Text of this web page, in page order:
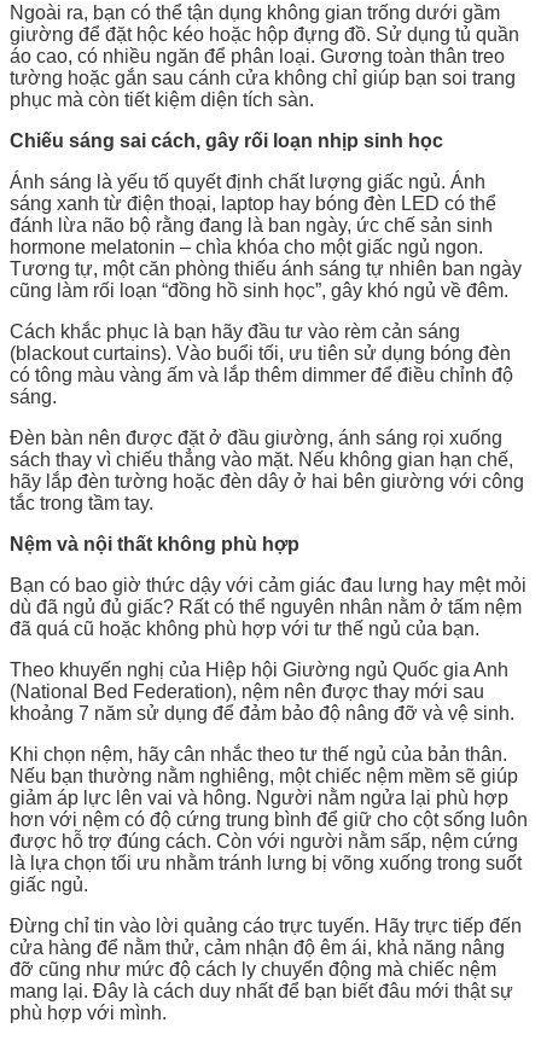
Ngoài ra, bạn có thể tận dụng không gian trống dưới gầm
giường để đặt hộc kéo hoặc hộp đựng đồ. Sử dụng tủ quần
áo cao, có nhiều ngăn để phân loại. Gương toàn thân treo
tường hoặc gắn sau cánh cửa không chỉ giúp bạn soi trang
phục mà còn tiết kiệm diện tích sàn.
Chiếu sáng sai cách, gây rối loạn nhịp sinh học
Ánh sáng là yếu tố quyết định chất lượng giấc ngủ. Ánh
sáng xanh từ điện thoại, laptop hay bóng đèn LED có thể
đánh lừa não bộ rằng đang là ban ngày, ức chế sản sinh
hormone melatonin – chìa khóa cho một giấc ngủ ngon.
Tương tự, một căn phòng thiếu ánh sáng tự nhiên ban ngày
cũng làm rối loạn “đồng hồ sinh học”, gây khó ngủ về đêm.
Cách khắc phục là bạn hãy đầu tư vào rèm cản sáng
(blackout curtains). Vào buổi tối, ưu tiên sử dụng bóng đèn
có tông màu vàng ấm và lắp thêm dimmer để điều chỉnh độ
sáng.
Đèn bàn nên được đặt ở đầu giường, ánh sáng rọi xuống
sách thay vì chiếu thẳng vào mặt. Nếu không gian hạn chế,
hãy lắp đèn tường hoặc đèn dây ở hai bên giường với công
tắc trong tầm tay.
Nệm và nội thất không phù hợp
Bạn có bao giờ thức dậy với cảm giác đau lưng hay mệt mỏi
dù đã ngủ đủ giấc? Rất có thể nguyên nhân nằm ở tấm nệm
đã quá cũ hoặc không phù hợp với tư thế ngủ của bạn.
Theo khuyến nghị của Hiệp hội Giường ngủ Quốc gia Anh
(National Bed Federation), nệm nên được thay mới sau
khoảng 7 năm sử dụng để đảm bảo độ nâng đỡ và vệ sinh.
Khi chọn nệm, hãy cân nhắc theo tư thế ngủ của bản thân.
Nếu bạn thường nằm nghiêng, một chiếc nệm mềm sẽ giúp
giảm áp lực lên vai và hông. Người nằm ngửa lại phù hợp
hơn với nệm có độ cứng trung bình để giữ cho cột sống luôn
được hỗ trợ đúng cách. Còn với người nằm sấp, nệm cứng
là lựa chọn tối ưu nhằm tránh lưng bị võng xuống trong suốt
giấc ngủ.
Đừng chỉ tin vào lời quảng cáo trực tuyến. Hãy trực tiếp đến
cửa hàng để nằm thử, cảm nhận độ êm ái, khả năng nâng
đỡ cũng như mức độ cách ly chuyển động mà chiếc nệm
mang lại. Đây là cách duy nhất để bạn biết đâu mới thật sự
phù hợp với mình.